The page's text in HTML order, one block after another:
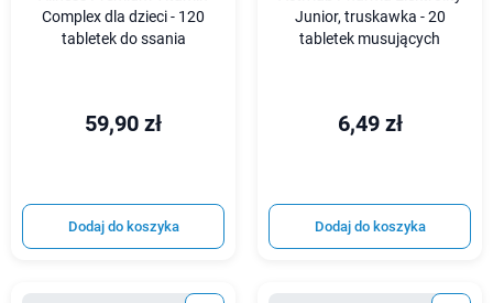
Complex dla dzieci - 120
tabletek do ssania
59,90 zł
Dodaj do koszyka
Junior, truskawka - 20
tabletek musujących
6,49 zł
Dodaj do koszyka